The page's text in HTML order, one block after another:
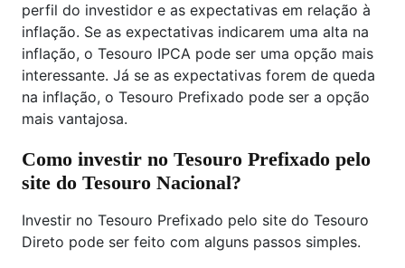
perfil do investidor e as expectativas em relação à
inflação. Se as expectativas indicarem uma alta na
inflação, o Tesouro IPCA pode ser uma opção mais
interessante. Já se as expectativas forem de queda
na inflação, o Tesouro Prefixado pode ser a opção
mais vantajosa.
Como investir no Tesouro Prefixado pelo
site do Tesouro Nacional?
Investir no Tesouro Prefixado pelo site do Tesouro
Direto pode ser feito com alguns passos simples.